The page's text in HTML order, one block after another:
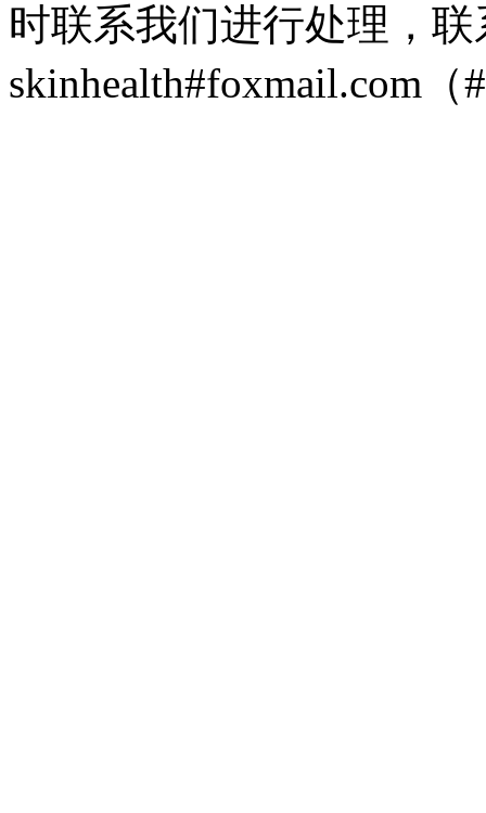
时联系我们进行处理，
skinhealth#foxmail.com（